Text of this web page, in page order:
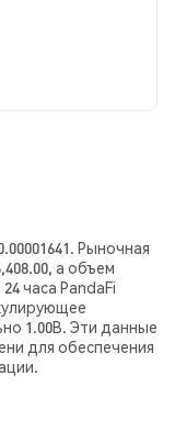
Рыночная
а объем
часа PandaFi
1.00B. Эти данные
для обеспечения